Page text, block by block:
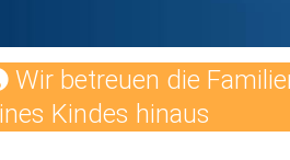
Wir betreuen die
Kindes hinaus